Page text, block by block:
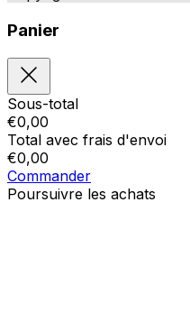
Panier
Sous-total
€0,00
Total avec frais d'envoi
€0,00
Commander
Poursuivre les achats